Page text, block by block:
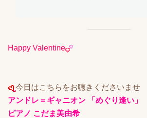
Happy Valentine
今日はこちらをお聴きくださいませ
アンドレ＝ギャニオン 「めぐり逢い」
ピアノ こだま美由希